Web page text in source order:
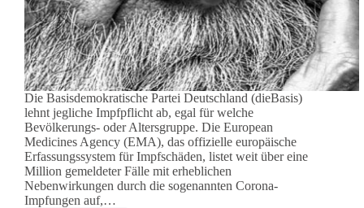
Die Basisdemokratische Partei Deutschland (dieBasis)
lehnt jegliche Impfpflicht ab, egal für welche
Bevölkerungs- oder Altersgruppe. Die European
Medicines Agency (EMA), das offizielle europäische
Erfassungssystem für Impfschäden, listet weit über eine
Million gemeldeter Fälle mit erheblichen
Nebenwirkungen durch die sogenannten Corona-
Impfungen auf,…